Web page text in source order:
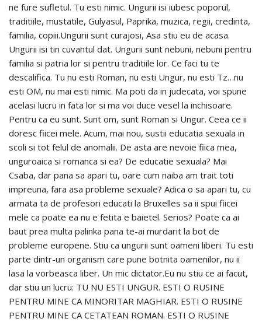
ne fure sufletul. Tu esti nimic. Ungurii isi iubesc poporul,
traditiile, mustatile, Gulyasul, Paprika, muzica, regii, credinta,
familia, copiii.Ungurii sunt curajosi, Asa stiu eu de acasa.
Ungurii isi tin cuvantul dat. Ungurii sunt nebuni, nebuni pentru
familia si patria lor si pentru traditiile lor. Ce faci tu te
descalifica. Tu nu esti Roman, nu esti Ungur, nu esti Tz…nu
esti OM, nu mai esti nimic. Ma poti da in judecata, voi spune
acelasi lucru in fata lor si ma voi duce vesel la inchisoare.
Pentru ca eu sunt. Sunt om, sunt Roman si Ungur. Ceea ce ii
doresc fiicei mele. Acum, mai nou, sustii educatia sexuala in
scoli si tot felul de anomalii. De asta are nevoie fiica mea,
unguroaica si romanca si ea? De educatie sexuala? Mai
Csaba, dar pana sa apari tu, oare cum naiba am trait toti
impreuna, fara asa probleme sexuale? Adica o sa apari tu, cu
armata ta de profesori educati la Bruxelles sa ii spui fiicei
mele ca poate ea nu e fetita e baietel. Serios? Poate ca ai
baut prea multa palinka pana te-ai murdarit la bot de
probleme europene. Stiu ca ungurii sunt oameni liberi. Tu esti
parte dintr-un organism care pune botnita oamenilor, nu ii
lasa la vorbeasca liber. Un mic dictator.Eu nu stiu ce ai facut,
dar stiu un lucru: TU NU ESTI UNGUR. ESTI O RUSINE
PENTRU MINE CA MINORITAR MAGHIAR. ESTI O RUSINE
PENTRU MINE CA CETATEAN ROMAN. ESTI O RUSINE